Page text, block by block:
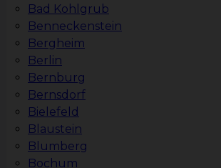
Bad Kohlgrub
Benneckenstein
Bergheim
Berlin
Bernburg
Bernsdorf
Bielefeld
Blaustein
Blumberg
Bochum